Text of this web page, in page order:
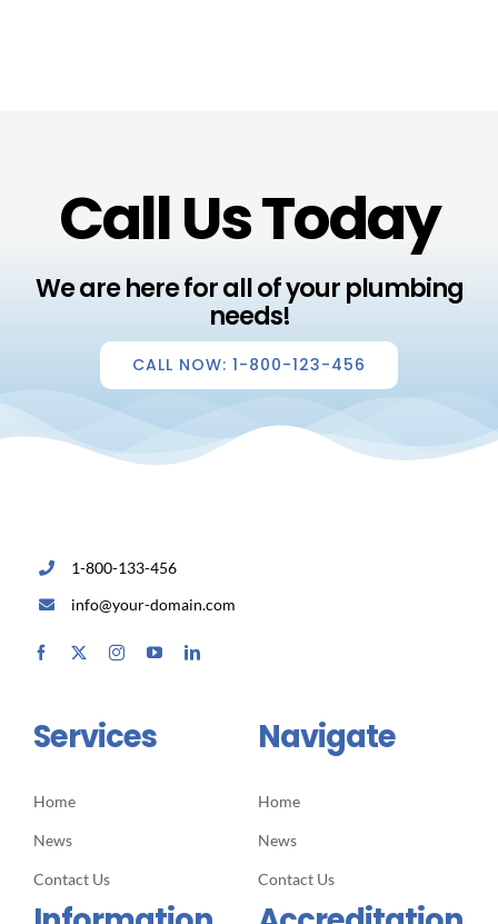
Call Us Today
We are here for all of your plumbing
needs!
CALL NOW: 1-800-123-456
1-800-133-456
info@your-domain.com
Services
Home
News
Contact Us
Navigate
Home
News
Contact Us